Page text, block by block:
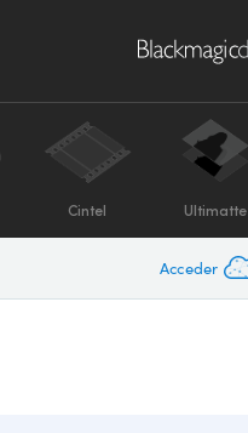
Cintel Ultimatte
Acceder